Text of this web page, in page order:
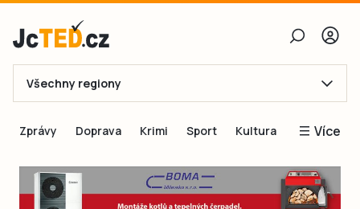
E-mail
Obnovit heslo
Všechny regiony
Zprávy Doprava Krimi Sport Kultura Více
Blogy
Inspirace